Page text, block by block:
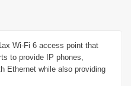
Wi-Fi 6 access point that
to provide IP phones,
Ethernet while also providing